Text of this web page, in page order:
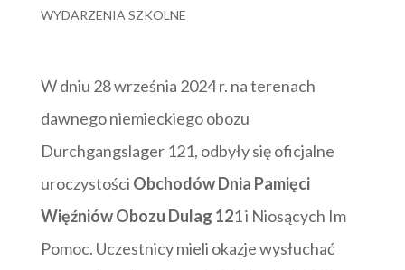
WYDARZENIA SZKOLNE
W dniu 28 września 2024 r. na terenach
dawnego niemieckiego obozu
Durchgangslager 121, odbyły się oficjalne
uroczystości Obchodów Dnia Pamięci
Więźniów Obozu Dulag 121 i Niosących Im
Pomoc. Uczestnicy mieli okazje wysłuchać